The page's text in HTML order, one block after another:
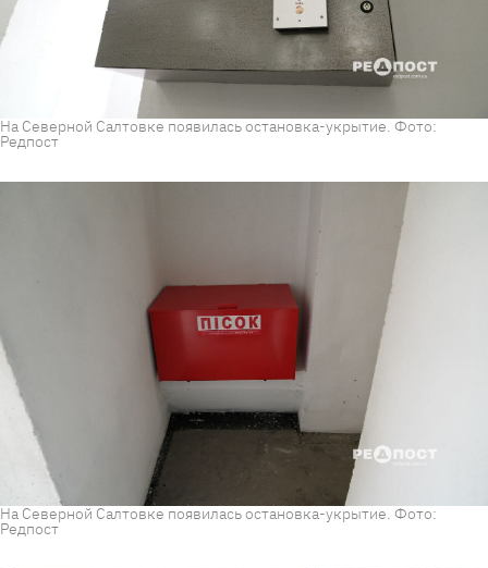
На Северной Салтовке появилась остановка-укрытие. Фото:
Редпост
На Северной Салтовке появилась остановка-укрытие. Фото:
Редпост